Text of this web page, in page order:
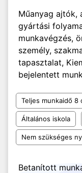
Műanyag ajtók,
gyártási
munkavégzés,
személy,
tapasztalat,
bejelentett
Teljes munkaidő 8
Általános iskola
Nem szükséges
Betanított